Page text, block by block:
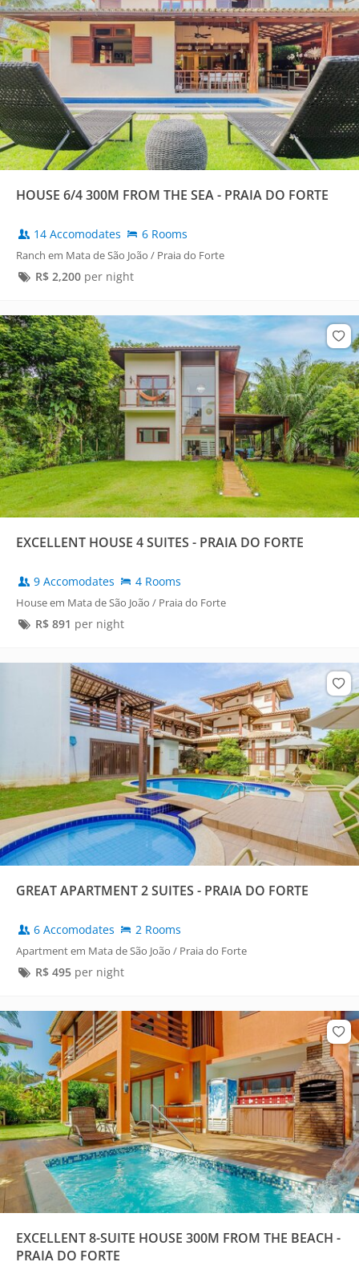
HOUSE 6/4 300M FROM THE SEA - PRAIA DO FORTE
14 Accomodates 6 Rooms
Ranch em Mata de São João / Praia do Forte
R$ 2,200per night
EXCELLENT HOUSE 4 SUITES - PRAIA DO FORTE
9 Accomodates 4 Rooms
House em Mata de São João / Praia do Forte
R$ 891 per night
GREAT APARTMENT 2 SUITES - PRAIA DO FORTE
6 Accomodates 2 Rooms
Apartment em Mata de São João / Praia do Forte
R$ 495per night
EXCELLENT 8-SUITE HOUSE 300M FROM THE BEACH -
PRAIA DO FORTE